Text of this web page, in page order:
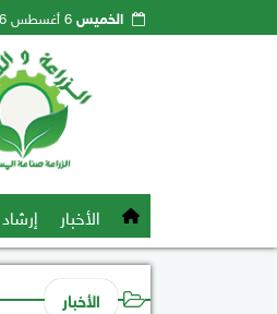
الخميس6 أغسطس 2026
الأخبار
الأخبار